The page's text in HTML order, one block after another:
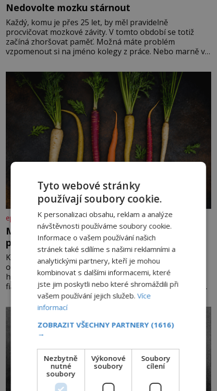
Nedovolte mozku stárnout
Každý, komu je přes 25 let, by měl pravidelně
procvičovat mozkové závity. V tomto období se totiž
začíná zhoršovat paměť. Možná máte problém
vzpomenout si na jméno kolegy z práce. Nebo marně v
Je to opravdu tak, s věkem jako kdyby se paměť
rozhodla stávkovat. Cvičte
epochaplus.cz
Mrkev není jen oranžová. Její neuvěřitelný
příběh začíná fialovou barvou
Když dnes vytáhneme ze země mrkev, většina z nás
očekává sytě oranžový kořen. Jenže po většinu své
historie je mrkev všechno možné, jen ne oranžová. Je
fialová, žlutá, bílá, někdy dokonce téměř černá. Až díky
stovkám let pečlivého šlechtění se z ní stává zelenina,
bez které si českou zahradu ani nedokážeme představit.
Tyto webové stránky
používají soubory cookie.
K personalizaci obsahu, reklam a analýze
návštěvnosti používáme soubory cookie.
Informace o vašem používání našich
stránek také sdílíme s našimi reklamními a
analytickými partnery, kteří je mohou
kombinovat s dalšími informacemi, které
jste jim poskytli nebo které shromáždili při
vašem používání jejich služeb.Více
informací
ZOBRAZIT VŠECHNY PARTNERY (1616)
→
Nezbytně
nutné
soubory
Výkonové
soubory
Soubory
cílení